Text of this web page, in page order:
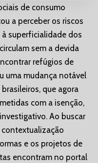
de consumo
a perceber os riscos
superficialidade dos
sem a devida
refúgios de
uma mudança notável
que agora
com a isenção,
Ao buscar
e os projetos de
encontram no portal